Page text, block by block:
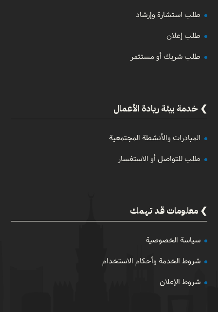
طلب استشارة وإرشاد
طلب إعلان
طلب شريك أو مستثمر
خدمة بيئة ريادة الأعمال
المبادرات والأنشطة المجتمعية
طلب للتواصل أو الاستفسار
معلومات قد تهمك
سياسة الخصوصية
شروط الخدمة وأحكام الاستخدام
شروط الإعلان